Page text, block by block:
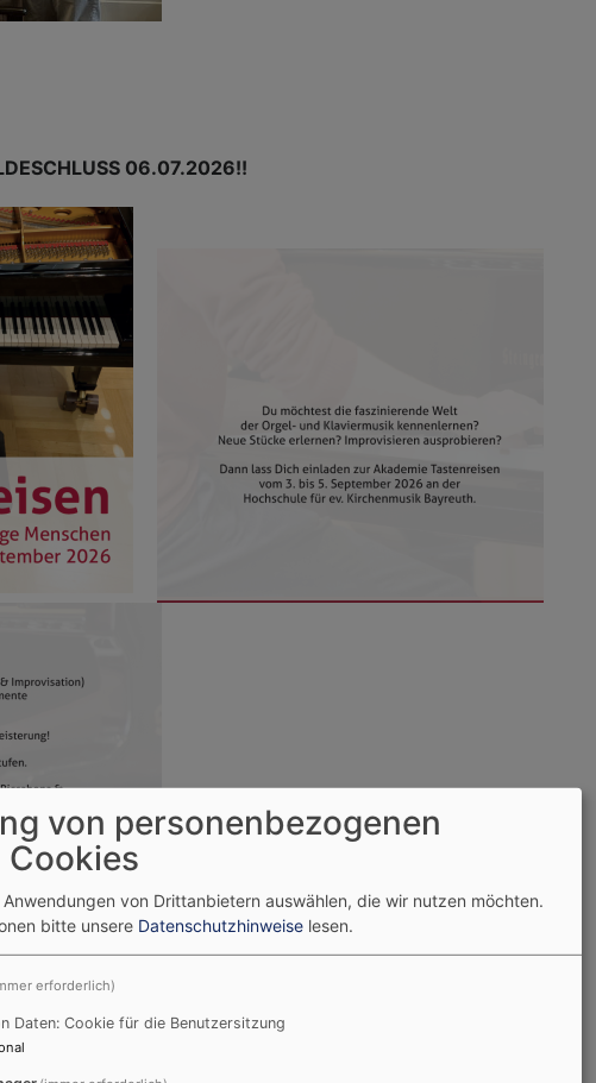
06.07.2026!!
von personenbezogenen
Cookies
von Drittanbietern auswählen, die wir nutzen möchten.
bitte unsere Datenschutzhinweise lesen.
erforderlich)
Daten: Cookie für die Benutzersitzung